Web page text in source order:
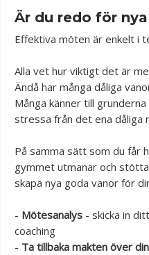
Är du redo för
Effektiva möten är enkelt i
Alla vet hur viktigt det är
Ändå har många dåliga
Många känner till
stressa från det ena dåliga
På samma sätt som du får
gymmet utmanar och
skapa nya goda vanor för
- Mötesanalys - skicka in
coaching
- Ta tillbaka makten över